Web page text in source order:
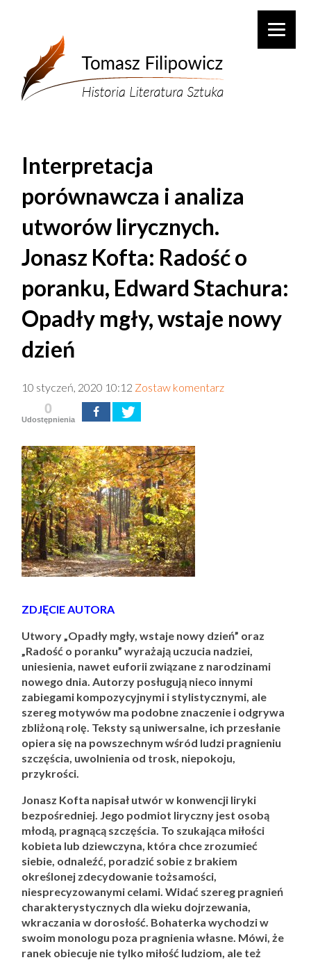
Interpretacja
porównawcza i analiza
utworów lirycznych.
Jonasz Kofta: Radość o
poranku, Edward Stachura:
Opadły mgły, wstaje nowy
dzień
10 styczeń, 2020 10:12 Zostaw komentarz
0
Udostępnienia
ZDJĘCIE AUTORA
Utwory „Opadły mgły, wstaje nowy dzień” oraz
„Radość o poranku” wyrażają uczucia nadziei,
uniesienia, nawet euforii związane z narodzinami
nowego dnia. Autorzy posługują nieco innymi
zabiegami kompozycyjnymi i stylistycznymi, ale
szereg motywów ma podobne znaczenie i odgrywa
zbliżoną rolę. Teksty są uniwersalne, ich przesłanie
opiera się na powszechnym wśród ludzi pragnieniu
szczęścia, uwolnienia od trosk, niepokoju,
przykrości.
Jonasz Kofta napisał utwór w konwencji liryki
bezpośredniej. Jego podmiot liryczny jest osobą
młodą, pragnącą szczęścia. To szukająca miłości
kobieta lub dziewczyna, która chce zrozumieć
siebie, odnaleźć, poradzić sobie z brakiem
określonej zdecydowanie tożsamości,
niesprecyzowanymi celami. Widać szereg pragnień
charakterystycznych dla wieku dojrzewania,
wkraczania w dorosłość. Bohaterka wychodzi w
swoim monologu poza pragnienia własne. Mówi, że
ranek obiecuje nie tylko miłość ludziom, ale też